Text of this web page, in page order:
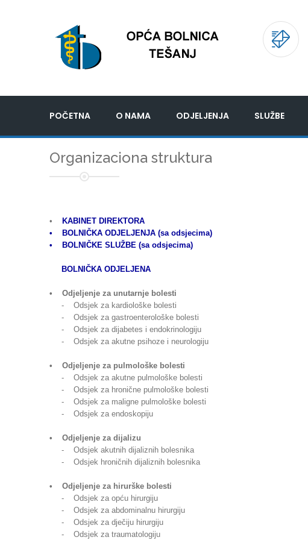
POČETNA O NAMA ODJELJENJA SLUŽBE
Organizaciona struktura
•
KABINET DIREKTORA
• BOLNIČKA ODJELJENJA (sa odsjecima)
• BOLNIČKE SLUŽBE (sa odsjecima)
BOLNIČKA ODJELJENA
• Odjeljenje za unutarnje bolesti
- Odsjek za kardiološke bolesti
- Odsjek za gastroenterološke bolesti
- Odsjek za dijabetes i endokrinologiju
- Odsjek za akutne psihoze i neurologiju
• Odjeljenje za pulmološke bolesti
- Odsjek za akutne pulmološke bolesti
- Odsjek za hronične pulmološke bolesti
- Odsjek za maligne pulmološke bolesti
- Odsjek za endoskopiju
• Odjeljenje za dijalizu
- Odsjek akutnih dijaliznih bolesnika
- Odsjek hroničnih dijaliznih bolesnika
• Odjeljenje za hirurške bolesti
- Odsjek za opću hirurgiju
- Odsjek za abdominalnu hirurgiju
- Odsjek za dječiju hirurgiju
- Odsjek za traumatologiju